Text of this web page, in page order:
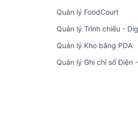
Quản lý FoodCourt
Quản lý Trình chiếu -
Quản lý Kho bằng PDA
Quản lý Ghi chỉ số Điện